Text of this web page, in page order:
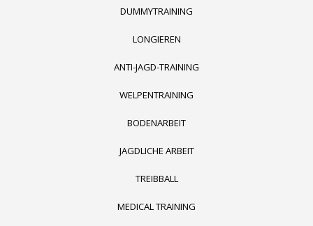
DUMMYTRAINING
LONGIEREN
ANTI-JAGD-TRAINING
WELPENTRAINING
BODENARBEIT
JAGDLICHE ARBEIT
TREIBBALL
MEDICAL TRAINING